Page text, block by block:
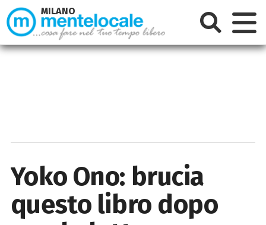
Yoko Ono: brucia
questo libro dopo
MILANO